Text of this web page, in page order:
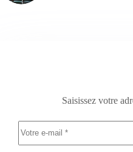
Saisissez votre